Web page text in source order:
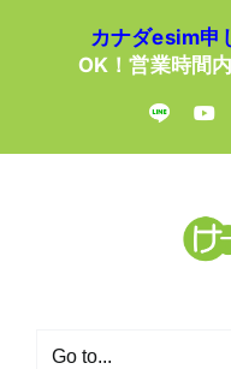
カナダesim申
OK！営業時間
LINE
Go to...